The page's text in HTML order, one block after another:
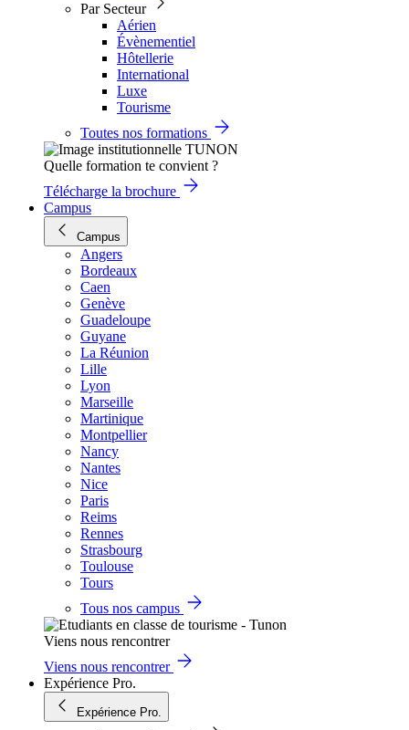
Par Secteur
Aérien
Évènementiel
Hôtellerie
International
Luxe
Tourisme
Toutes nos formations
Quelle formation te convient ?
Télécharge la brochure
Campus
Campus
Angers
Bordeaux
Caen
Genève
Guadeloupe
Guyane
La Réunion
Lille
Lyon
Marseille
Martinique
Montpellier
Nancy
Nantes
Nice
Paris
Reims
Rennes
Strasbourg
Toulouse
Tours
Tous nos campus
Viens nous rencontrer
Viens nous rencontrer
Expérience Pro.
Expérience Pro.